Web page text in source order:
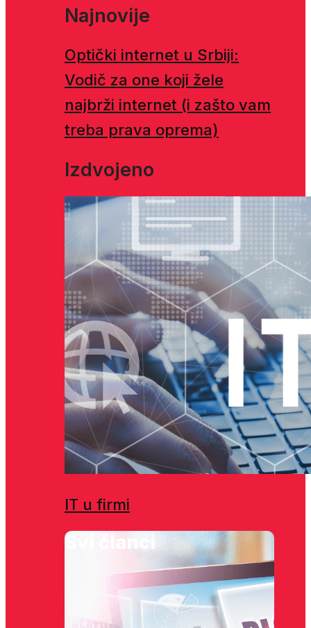
Najnovije
Optički internet u Srbiji:
Vodič za one koji žele
najbrži internet (i zašto vam
treba prava oprema)
Izdvojeno
IT u firmi
Svi članci